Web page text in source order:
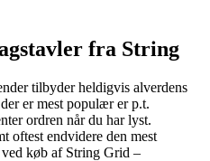
fra String
tilbyder heldigvis alverdens
er mest populær er p.t.
ordren når du har lyst.
oftest endvidere den mest
køb af String Grid –